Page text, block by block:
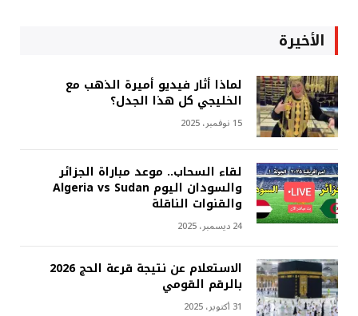
الأخيرة
لماذا أثار فيديو أميرة الذهب مع
الخليجي كل هذا الجدل؟
15 نوفمبر، 2025
لقاء السحاب.. موعد مباراة الجزائر
والسودان اليوم Algeria vs Sudan
والقنوات الناقلة
24 ديسمبر، 2025
الاستعلام عن نتيجة قرعة الحج 2026
بالرقم القومي
31 أكتوبر، 2025